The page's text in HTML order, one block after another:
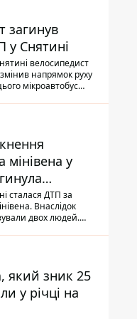
загинув
у Снятині
велосипедист
напрямок руху
мікроавтобус
мінівена у
- у
сталася ДТП за
Внаслідок
двох людей.
водійка
який зник 25
у річці на